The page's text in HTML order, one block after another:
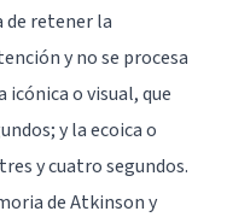
de retener la
y no se procesa
o visual, que
y la ecoica o
y cuatro segundos.
de Atkinson y